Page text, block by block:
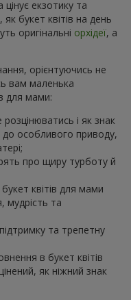
екзотику та
букет квітів на день
оригінальні орхідеї, а
орієнтуючись не
вам маленька
для мами:
і як знак
до особливого приводу,
про щиру турботу й
квітів для мами
мудрість та
та трепетну
в букет квітів
як ніжний знак